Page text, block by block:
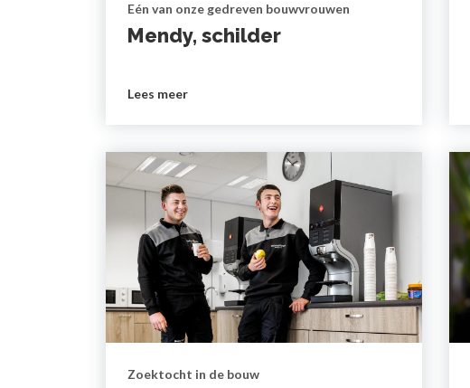
Eén van onze gedreven bouwvrouwen
Mendy, schilder
Lees meer
Zoektocht in de bouw